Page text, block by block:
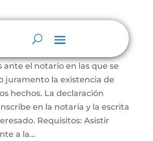
o declaración bajo la
juramento
verbales o escritas
ante el notario en las que se
juramento la existencia de
hechos. La declaración
en la notaría y la escrita
Requisitos: Asistir
a la...